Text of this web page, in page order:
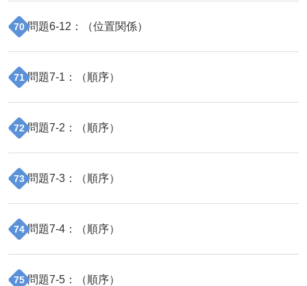
70 問題6-12 ：（位置関係）
71 問題7-1 ：（順序）
72 問題7-2 ：（順序）
73 問題7-3 ：（順序）
74 問題7-4 ：（順序）
75 問題7-5 ：（順序）